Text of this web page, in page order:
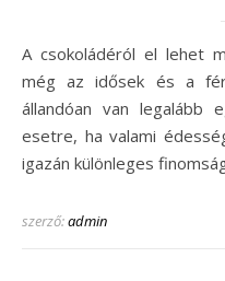
A csokoládéról el lehet mondani, hogy mindenki szereti,
még az idősek és a
állandóan van legalább
esetre, ha valami
igazán különleges
szerző:admin